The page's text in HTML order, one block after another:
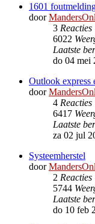
1601
door
3 Reacties
6022
Laatste
do 04 mei
Outlook express
door
4 Reacties
6417
Laatste
za 02 jul
Systeemherstel
door
2 Reacties
5744
Laatste
do 10 feb